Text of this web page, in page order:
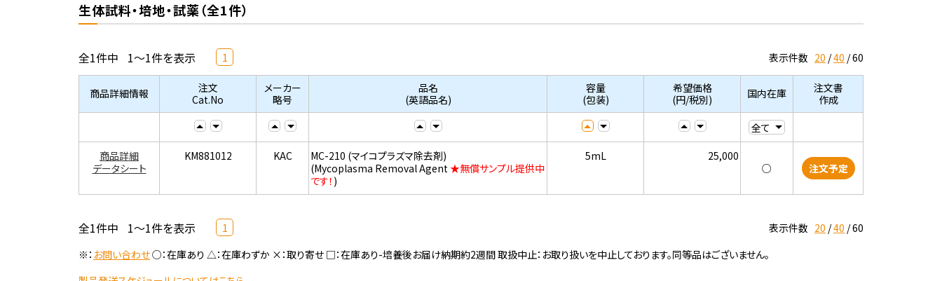
生体試料・培地・試薬（全1件）
全1件中 1～1件を表示 1 表示件数 20 40 60
商品詳細情報
注文
Cat.No
メーカー
略号
品名
(英語品名)
容量
(包装)
希望価格
(円/税別)
国内在庫
注文書
作成
商品詳細
データシート
KM881012 KAC
MC-210 (マイコプラズマ除去剤)
(Mycoplasma Removal Agent★無償サンプル提供中
です！ )
5mL
25,000
○
注文予定
全1件中 1～1件を表示 1 表示件数 20 40 60
※： お問い合わせ○：在庫あり △：在庫わずか ×：取り寄せ □：在庫あり-培養後お届け納期約2週間 取扱中止：お取り扱いを中止しております。同等品はございません。